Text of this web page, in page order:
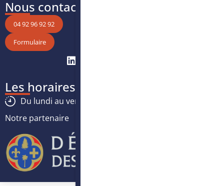
Nous contacter
04 92 96 92 92
Formulaire
Les horaires
Du lundi au vendredi :
Notre partenaire